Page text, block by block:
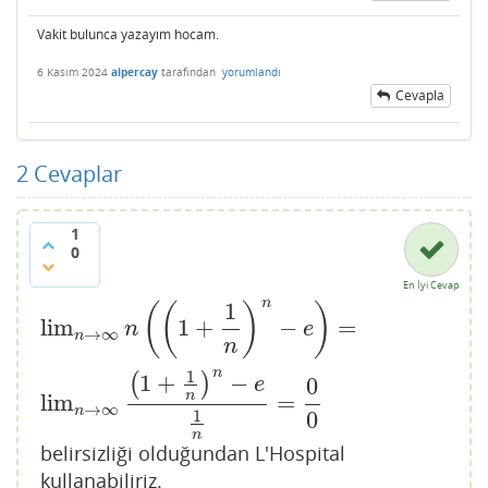
Vakit bulunca yazayım hocam.
6 Kasım 2024 alpercay tarafından yorumlandı
Cevapla
2 Cevaplar
1
0
En İyi Cevap
limn→∞ n (( 1 +
1
n ) n
− e) =
limn→∞
(1 + 1
n ) n − e
1
n
=
0
0
limn→∞n(( 1+ 1 n) n−e )=lim → ∞ 1 +1n
belirsizliği olduğundan L'Hospital
kullanabiliriz.